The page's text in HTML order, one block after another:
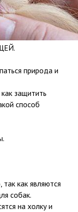
природа и
защитить
способ
как являются
собак.
на холку и